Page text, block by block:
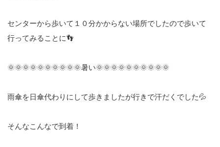
センターから歩いて１０分かからない場所でしたので歩いて
行ってみることに👣
🌞🌞🌞🌞🌞🌞🌞🌞🌞🌞暑い🌞🌞🌞🌞🌞🌞🌞🌞🌞🌞
雨傘を日傘代わりにして歩きましたが行きで汗だくでした💦
そんなこんなで到着！